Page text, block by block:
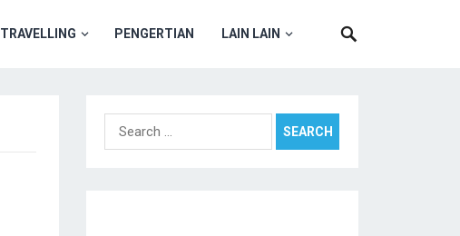
TRAVELLING PENGERTIAN LAIN LAIN
Search
for: